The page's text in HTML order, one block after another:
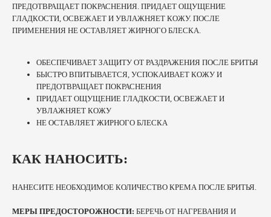
ПРЕДОТВРАЩАЕТ ПОКРАСНЕНИЯ. ПРИДАЕТ ОЩУЩЕНИЕ
ГЛАДКОСТИ, ОСВЕЖАЕТ И УВЛАЖНЯЕТ КОЖУ. ПОСЛЕ
ПРИМЕНЕНИЯ НЕ ОСТАВЛЯЕТ ЖИРНОГО БЛЕСКА.
ОБЕСПЕЧИВАЕТ ЗАЩИТУ ОТ РАЗДРАЖЕНИЯ ПОСЛЕ БРИТЬЯ
БЫСТРО ВПИТЫВАЕТСЯ, УСПОКАИВАЕТ КОЖУ И
ПРЕДОТВРАЩАЕТ ПОКРАСНЕНИЯ
ПРИДАЕТ ОЩУЩЕНИЕ ГЛАДКОСТИ, ОСВЕЖАЕТ И
УВЛАЖНЯЕТ КОЖУ
НЕ ОСТАВЛЯЕТ ЖИРНОГО БЛЕСКА
КАК НАНОСИТЬ:
НАНЕСИТЕ НЕОБХОДИМОЕ КОЛИЧЕСТВО КРЕМА ПОСЛЕ БРИТЬЯ.
МЕРЫ ПРЕДОСТОРОЖНОСТИ: БЕРЕЧЬ ОТ НАГРЕВАНИЯ И